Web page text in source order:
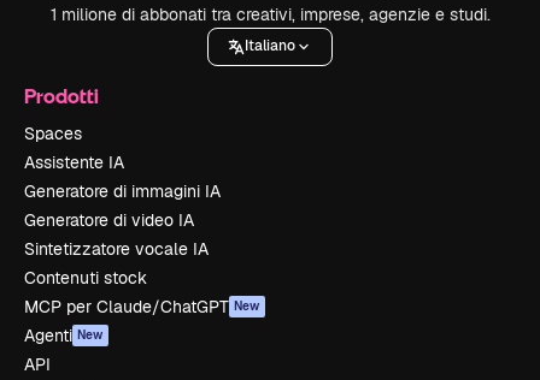
1 milione di abbonati tra creativi, imprese, agenzie e studi.
Italiano
Prodotti
Spaces
Assistente IA
Generatore di immagini IA
Generatore di video IA
Sintetizzatore vocale IA
Contenuti stock
MCP per Claude/ChatGPT New
Agenti New
API